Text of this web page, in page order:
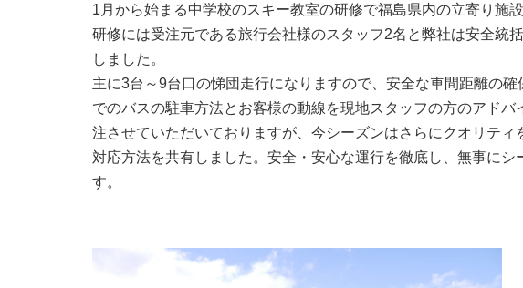
1月から始まる中学校のスキー教室の研修で福島県内の立寄り施
研修には受注元である旅行会社様のスタッフ2名と弊社は安全統
しました。
主に3台～9台口の悌団走行になりますので、安全な車間距離の
でのバスの駐車方法とお客様の動線を現地スタッフの方のアド
注させていただいておりますが、今シーズンはさらにクオリテ
対応方法を共有しました。安全・安心な運行を徹底し、無事に
す。